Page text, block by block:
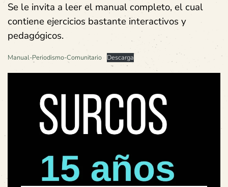
Se le invita a leer el manual completo, el cual
contiene ejercicios bastante interactivos y
pedagógicos.
Manual-Periodismo-Comunitario Descarga